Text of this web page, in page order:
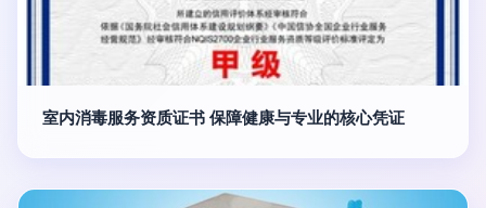
室内消毒服务资质证书 保障健康与专业的核心凭证